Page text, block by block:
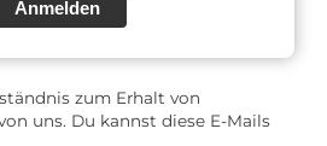
Anmelden
zum Erhalt von
uns. Du kannst diese E-Mails